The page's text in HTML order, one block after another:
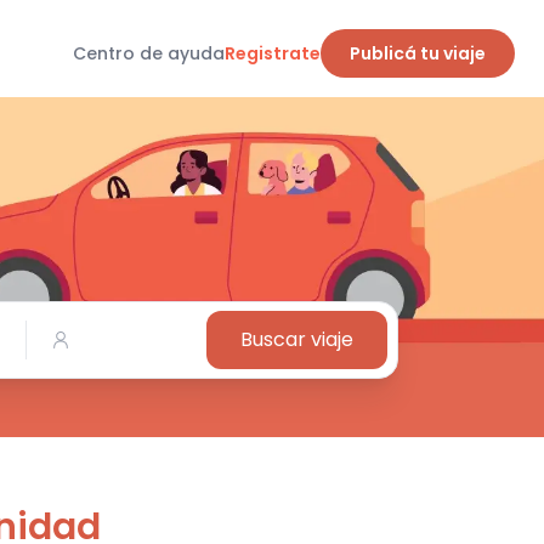
Centro de ayudaRegistrate Publicá tu viaje
Buscar viaje